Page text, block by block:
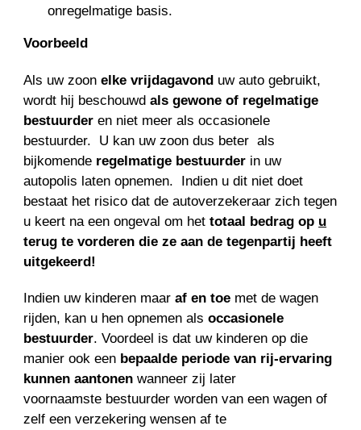
onregelmatige basis.
Voorbeeld
Als uw zoonelke vrijdagavond uw auto gebruikt,
wordt hij beschouwd als gewone of regelmatige
bestuurder en niet meer als occasionele
bestuurder. U kan uw zoon dus beter als
bijkomende regelmatige bestuurder in uw
autopolis laten opnemen. Indien u dit niet doet
bestaat het risico dat de autoverzekeraar zich tegen
u keert na een ongeval om hettotaal bedrag op u
terug te vorderen die ze aan de tegenpartij heeft
uitgekeerd!
Indien uw kinderen maaraf en toe met de wagen
rijden, kan u hen opnemen alsoccasionele
bestuurder. Voordeel is dat uw kinderen op die
manier ook een bepaalde periode van rij-ervaring
kunnen aantonenwanneer zij later
voornaamste bestuurder worden van een wagen of
zelf een verzekering wensen af te